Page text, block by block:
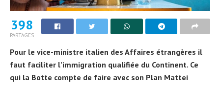
398
PARTAGES
Pour le vice-ministre italien des Affaires étrangères il
faut faciliter l’immigration qualifiée du Continent. Ce
qui la Botte compte de faire avec son Plan Mattei